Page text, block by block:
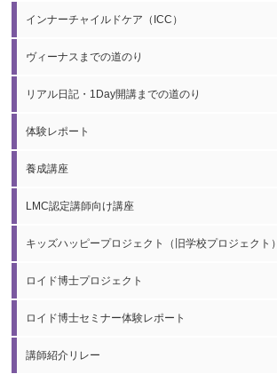
インナーチャイルドケア（ICC）
ヴィーナスまでの道のり
リアル日記・1Day開講までの道のり
体験レポート
養成講座
LMC認定講師向け講座
キッズハッピープロジェクト（旧学校プロジェクト）
ロイド博士プロジェクト
ロイド博士セミナー体験レポート
講師紹介リレー